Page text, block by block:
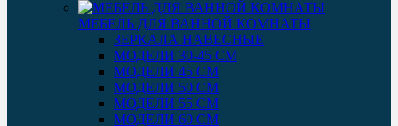
МЕБЕЛЬ ДЛЯ ВАННОЙ КОМНАТЫ
ЗЕРКАЛА НАВЕСНЫЕ
МОДЕЛИ 30-45 СМ
МОДЕЛИ 45 СМ
МОДЕЛИ 50 СМ
МОДЕЛИ 55 СМ
МОДЕЛИ 60 СМ